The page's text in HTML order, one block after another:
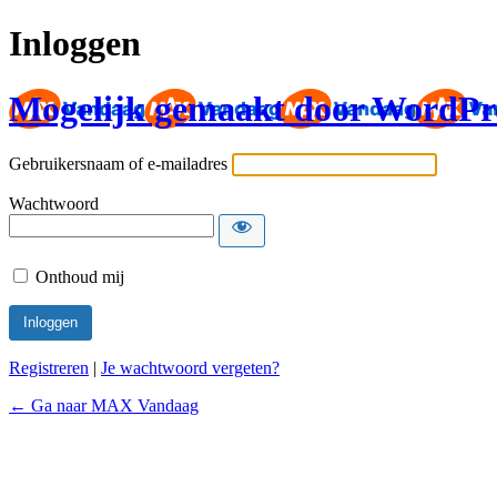
Inloggen
Mogelijk gemaakt door
Gebruikersnaam of e-mailadres
Wachtwoord
Onthoud mij
Registreren | Je wachtwoord vergeten?
← Ga naar MAX Vandaag